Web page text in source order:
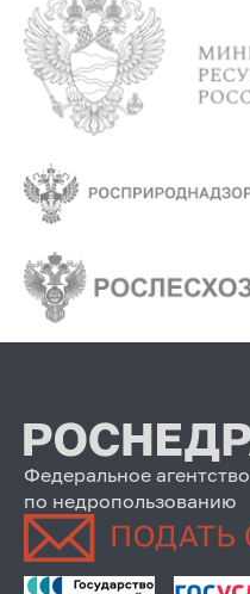
Федеральное агентство
по недропользованию